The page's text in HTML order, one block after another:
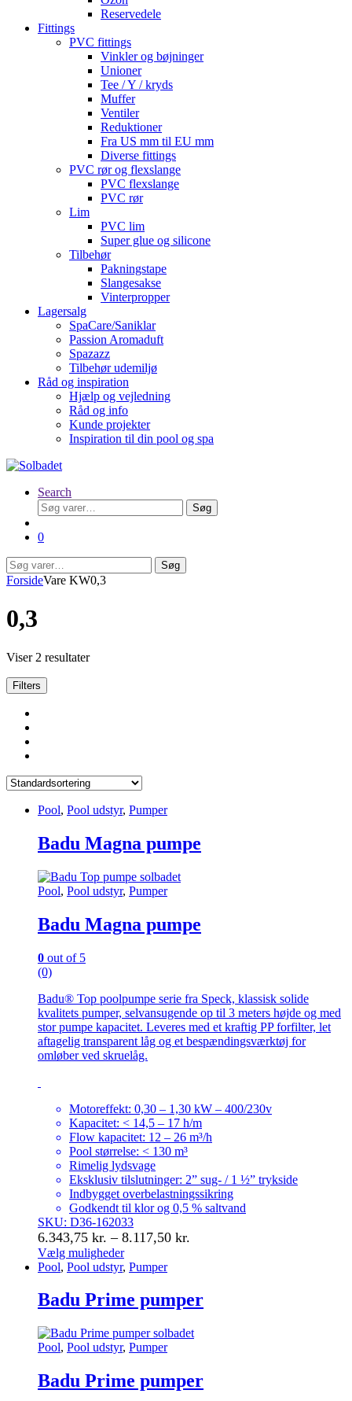
Reservedele
Fittings
PVC fittings
Vinkler og bøjninger
Unioner
Tee / Y / kryds
Muffer
Ventiler
Reduktioner
Fra US mm til EU mm
Diverse fittings
PVC rør og flexslange
PVC flexslange
PVC rør
Lim
PVC lim
Super glue og silicone
Tilbehør
Pakningstape
Slangesakse
Vinterpropper
Lagersalg
SpaCare/Saniklar
Passion Aromaduft
Spazazz
Tilbehør udemiljø
Råd og inspiration
Hjælp og vejledning
Råd og info
Kunde projekter
Inspiration til din pool og spa
Search
Søg
efter:
Søg
0
Søg
efter:
Søg
ForsideVare KW0,3
0,3
Viser 2 resultater
Filters
Pool, Pool udstyr, Pumper
Badu Magna pumpe
Pool, Pool udstyr, Pumper
Badu Magna pumpe
0 out of 5
(0)
Badu® Top poolpumpe serie fra Speck, klassisk solide
kvalitets pumper, selvansugende op til 3 meters højde og med
stor pumpe kapacitet. Leveres med et kraftig PP forfilter, let
aftagelig transparent låg og et bespændingsværktøj for
omløber ved skruelåg.
Motoreffekt: 0,30 – 1,30 kW – 400/230v
Kapacitet: < 14,5 – 17 h/m
Flow kapacitet: 12 – 26 m³/h
Pool størrelse: < 130 m³
Rimelig lydsvage
Eksklusiv tilslutninger: 2” sug- / 1 ½” trykside
Indbygget overbelastningssikring
Godkendt til klor og 0,5 % saltvand
SKU: D36-162033
6.343,75 kr. – 8.117,50 kr.
Vælg muligheder
Dette
har
flere
Mulighederne
kan
på
varesiden
Pool, Pool udstyr, Pumper
Badu Prime pumper
Pool, Pool udstyr, Pumper
Badu Prime pumper